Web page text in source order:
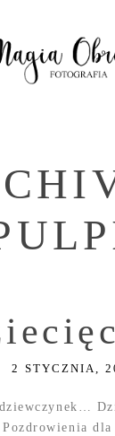
2 STYCZNIA,